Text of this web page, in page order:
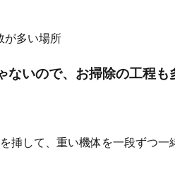
が多い場所
ないので、お掃除の工程も
挿して、重い機体を一段ずつ一